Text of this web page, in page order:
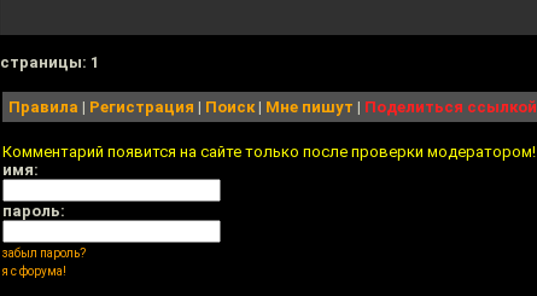
cтраницы: 1
Правила | Регистрация | Поиск| Мне пишут | Поделиться ссылкой
Комментарий появится на сайте только после проверки модератором!
имя:
пароль:
забыл пароль?
я с форума!